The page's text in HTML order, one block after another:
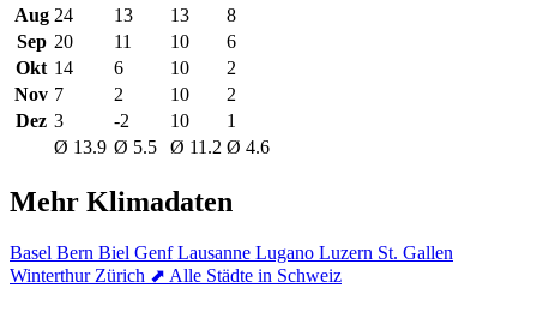
Aug 24 13 13
8
Sep 20 11 10
6
Okt 14 6 10
2
Nov 7 2 10
2
Dez 3 -2 10
1
Ø 13.9 Ø 5.5 Ø 11.2 Ø 4.6
Mehr Klimadaten
Basel Bern Biel GenfLausanne Lugano Luzern St. Gallen
Winterthur Zürich ⬈ Alle Städte in Schweiz